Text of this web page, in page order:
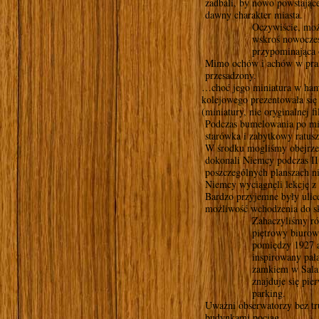
dawny charakter miasta.
Oczywiście,
wskroś
przypominająca
Mimo ochów i achów w
przesadzony.
…choć jego miniatura w
kolejowego prezentowała
(miniatury, nie oryginalnej
Podczas bumelowania po
starówka i zabytkowy
W środku mogliśmy
dokonali Niemcy podczas
poszczególnych planszach
Niemcy wyciągnęli lekcję
Bardzo przyjemne były
możliwość wchodzenia do
Zahaczyliśmy
piętrowy
pomiędzy 1927
inspirowany
zamkiem w
znajduje się
parking.
Uważni obserwatorzy bez